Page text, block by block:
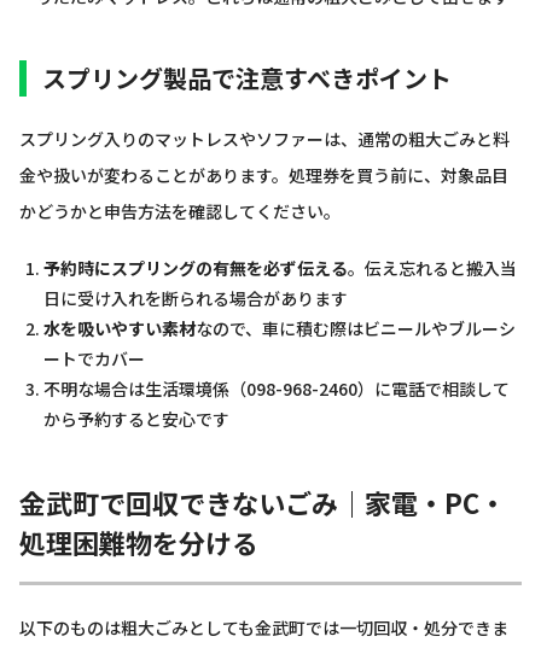
スプリング製品で注意すべきポイント
スプリング入りのマットレスやソファーは、通常の粗大ごみと料
金や扱いが変わることがあります。処理券を買う前に、対象品目
かどうかと申告方法を確認してください。
予約時にスプリングの有無を必ず伝える。伝え忘れると搬入当
日に受け入れを断られる場合があります
水を吸いやすい素材なので、車に積む際はビニールやブルーシ
ートでカバー
不明な場合は生活環境係（098-968-2460）に電話で相談して
から予約すると安心です
金武町で回収できないごみ｜家電・PC・
処理困難物を分ける
以下のものは粗大ごみとしても金武町では一切回収・処分できま